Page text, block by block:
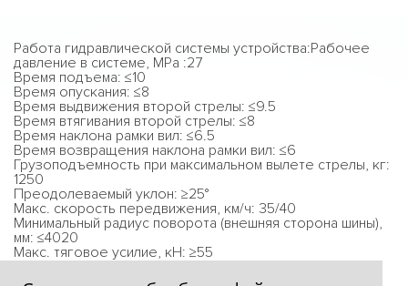
Работа гидравлической системы устройства:Рабочее
давление в системе, MPa :27
Время подъема: ≤10
Время опускания: ≤8
Время выдвижения второй стрелы: ≤9.5
Время втягивания второй стрелы: ≤8
Время наклона рамки вил: ≤6.5
Время возвращения наклона рамки вил: ≤6
Грузоподъемность при максимальном вылете стрелы, кг:
1250
Преодолеваемый уклон: ≥25°
Макс. скорость передвижения, км/ч: 35/40
Минимальный радиус поворота (внешняя сторона шины),
мм: ≤4020
Макс. тяговое усилие, кН: ≥55